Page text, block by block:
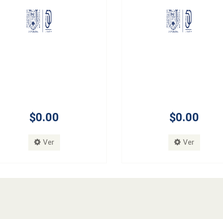
$0.00
Ver
$0.00
Ver